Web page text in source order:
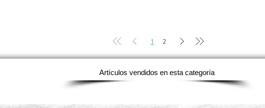
1 2
Artículos vendidos en esta categoría